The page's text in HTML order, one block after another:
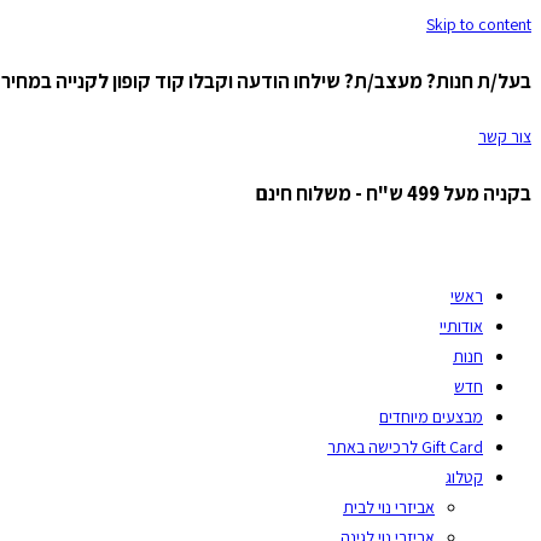
Skip to content
בעל/ת חנות? מעצב/ת? שילחו הודעה וקבלו קוד קופון לקנייה במחיר
צור קשר
בקניה מעל 499 ש"ח - משלוח חינם
ראשי
אודותיי
חנות
חדש
מבצעים מיוחדים
Gift Card לרכישה באתר
קטלוג
אביזרי נוי לבית